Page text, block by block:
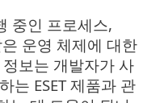
중인 프로세스,
운영 체제에 대한
보는 개발자가 사
는 ESET 제품과 관